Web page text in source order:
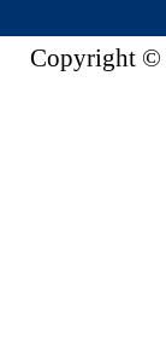
Copyright ©